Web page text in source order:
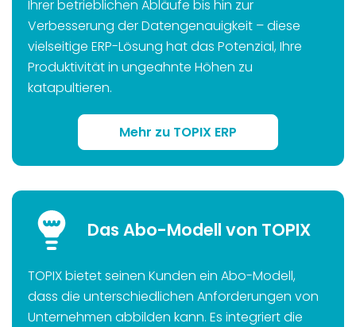
Ihrer betrieblichen Abläufe bis hin zur
Verbesserung der Datengenauigkeit – diese
vielseitige ERP-Lösung hat das Potenzial, Ihre
Produktivität in ungeahnte Höhen zu
katapultieren.
Mehr zu TOPIX ERP
Das Abo-Modell von TOPIX
TOPIX bietet seinen Kunden ein Abo-Modell,
dass die unterschiedlichen Anforderungen von
Unternehmen abbilden kann. Es integriert die